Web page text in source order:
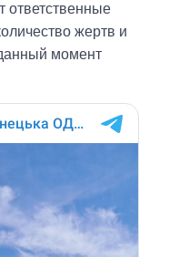
ответственные
жертв и
момент